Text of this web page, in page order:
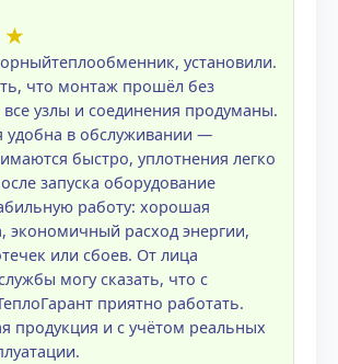
★
установили.
что монтаж прошёл без
узлы и соединения продуманы.
удобна в обслуживании —
быстро, уплотнения легко
запуска оборудование
работу: хорошая
экономичный расход энергии,
или сбоев. От лица
могу сказать, что с
приятно работать.
продукция и с учётом реальных